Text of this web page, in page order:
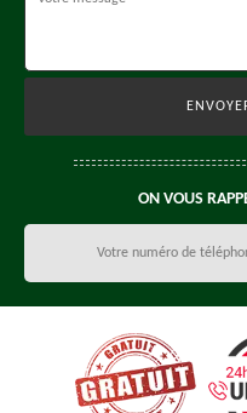
ON VOUS